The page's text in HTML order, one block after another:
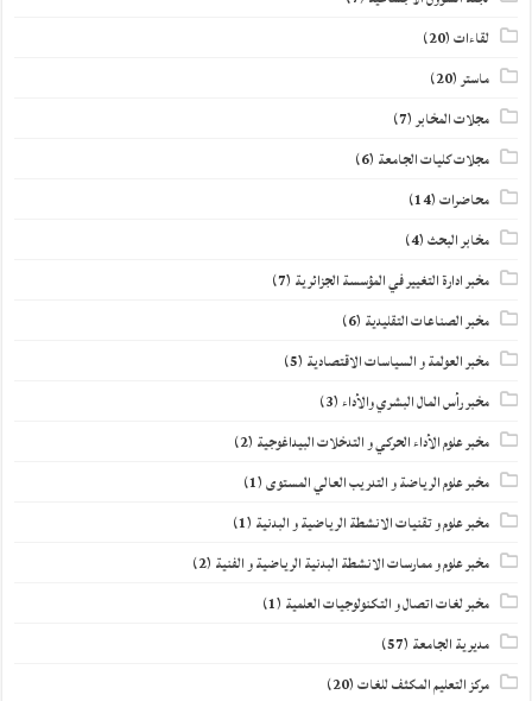
لقاءات(20)
ماستر(20)
مجلات المخابر(7)
مجلات كليات الجامعة (6)
محاضرات(14)
مخابر البحث(4)
مخبر ادارة التغيير في المؤسسة الجزائرية (7)
مخبر الصناعات التقليدية (6)
مخبر العولمة و السياسات الاقتصادية (5)
مخبر رأس المال البشري والأداء(3)
مخبر علوم الأداء الحركي و التدخلات البيداغوجية (2)
مخبر علوم الرياضة و التدريب العالي المستوى(1)
مخبر علوم و تقنيات الانشطة الرياضية و البدنية (1)
مخبر علوم و ممارسات الانشطة البدنية الرياضية و الفنية (2)
مخبر لغات اتصال و التكنولوجيات العلمية (1)
مديرية الجامعة (57)
مركز التعليم المكثف للغات(20)